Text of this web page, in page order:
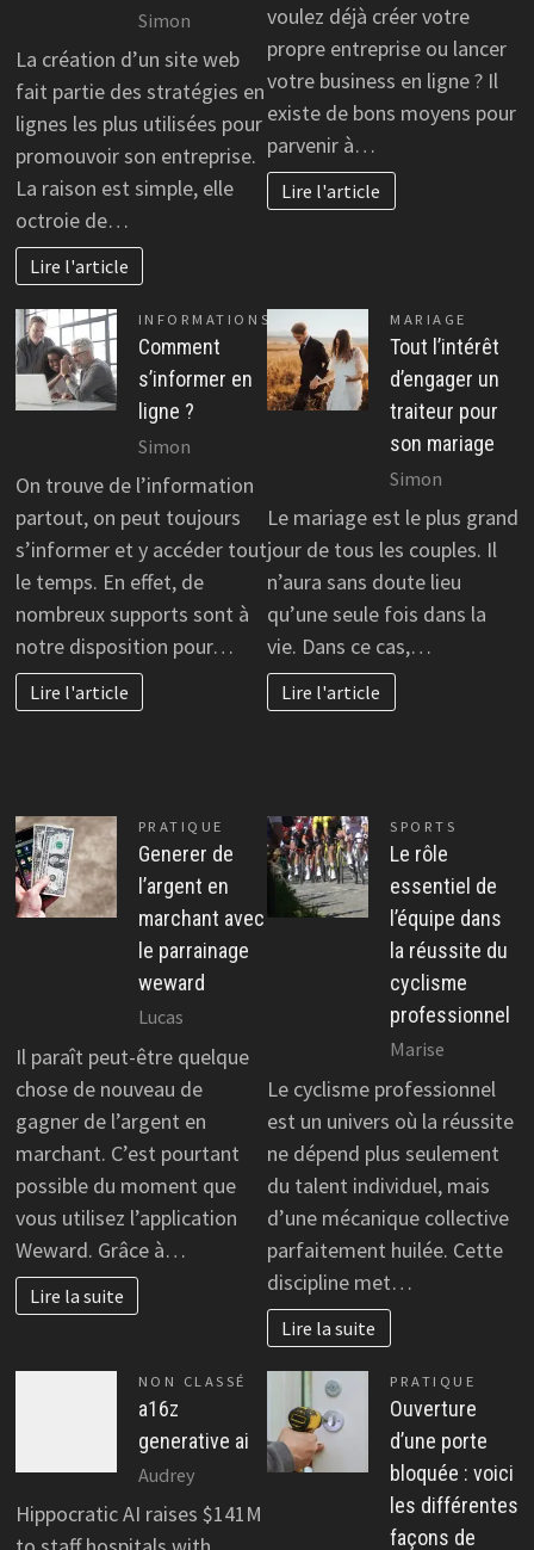
Simon
La création d’un site web
fait partie des stratégies en
lignes les plus utilisées pour
promouvoir son entreprise.
La raison est simple, elle
octroie de…
Lire l'article
voulez déjà créer votre
propre entreprise ou lancer
votre business en ligne ? Il
existe de bons moyens pour
parvenir à…
Lire l'article
INFORMATIONS
Comment
s’informer en
ligne ?
Simon
On trouve de l’information
partout, on peut toujours
s’informer et y accéder tout
le temps. En effet, de
nombreux supports sont à
notre disposition pour…
Lire l'article
MARIAGE
Tout l’intérêt
d’engager un
traiteur pour
son mariage
Simon
Le mariage est le plus grand
jour de tous les couples. Il
n’aura sans doute lieu
qu’une seule fois dans la
vie. Dans ce cas,…
Lire l'article
PRATIQUE
Generer de
l’argent en
marchant avec
le parrainage
weward
Lucas
Il paraît peut-être quelque
chose de nouveau de
gagner de l’argent en
marchant. C’est pourtant
possible du moment que
vous utilisez l’application
Weward. Grâce à…
Lire la suite
SPORTS
Le rôle
essentiel de
l’équipe dans
la réussite du
cyclisme
professionnel
Marise
Le cyclisme professionnel
est un univers où la réussite
ne dépend plus seulement
du talent individuel, mais
d’une mécanique collective
parfaitement huilée. Cette
discipline met…
Lire la suite
NON CLASSÉ
a16z
generative ai
Audrey
Hippocratic AI raises $141M
PRATIQUE
Ouverture
d’une porte
bloquée : voici
les différentes
façons de